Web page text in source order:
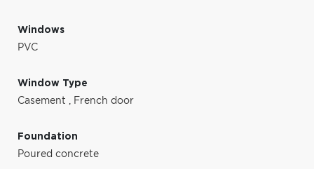
Windows
PVC
Window Type
Casement , French door
Foundation
Poured concrete